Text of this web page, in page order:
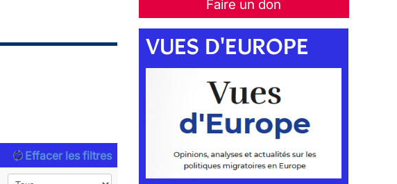
Faire un don
Effacer les filtres
VUES D'EUROPE